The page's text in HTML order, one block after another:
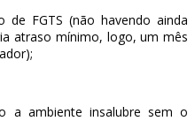
de FGTS (não havendo ainda
atraso mínimo, logo, um mês
a ambiente insalubre sem o